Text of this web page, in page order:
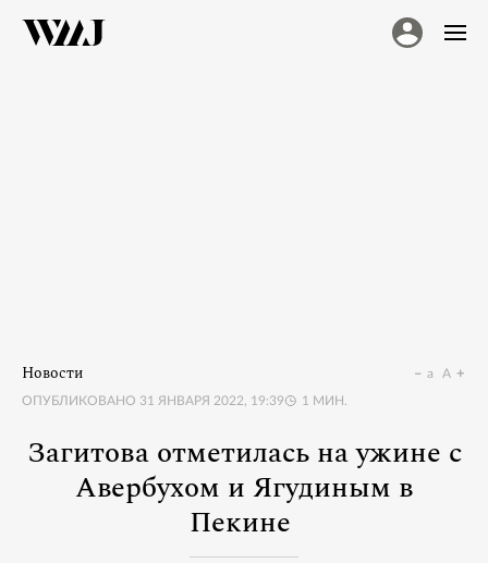
Новости
ОПУБЛИКОВАНО 31 ЯНВАРЯ 2022, 19:39 1 МИН.
a A
Загитова отметилась на ужине с
Авербухом и Ягудиным в
Пекине